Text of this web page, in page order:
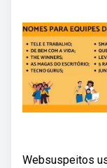
Websuspeitos